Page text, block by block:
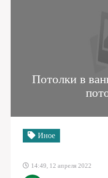
Потолки в
Иное
14:49, 12 апреля 2022